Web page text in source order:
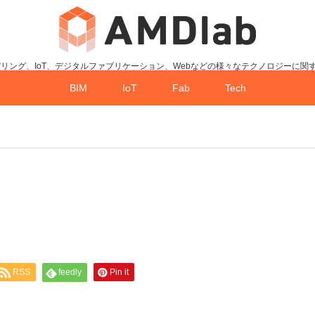
ング、IoT、デジタルファブリケーション、Webなどの様々なテクノロジーに関
BIM IoT Fab Tech
RSS feedly Pin it